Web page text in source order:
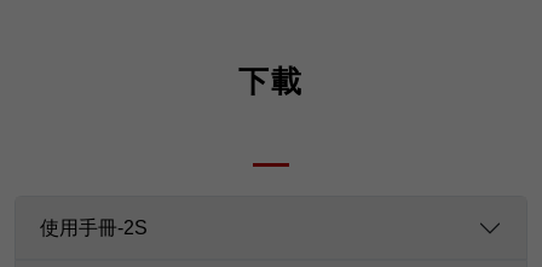
下載
使用手冊-2S